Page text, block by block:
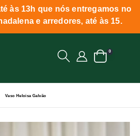
às 13h que nós entregamos no
e arredores, até às 15.
0
Vaso Heloisa Galvão